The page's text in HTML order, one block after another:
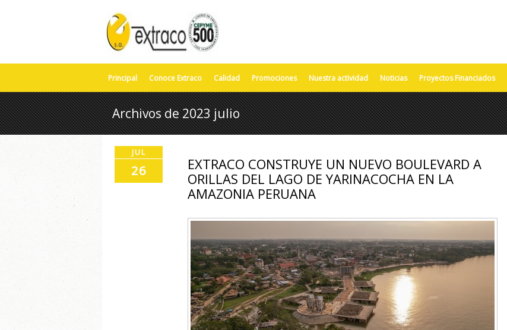
Principal Conoce Extraco Calidad Promociones Nuestra actividad Noticias Proyectos Financiados
Archivos de 2023 julio
JUL
26
EXTRACO CONSTRUYE UN NUEVO BOULEVARD A
ORILLAS DEL LAGO DE YARINACOCHA EN LA
AMAZONIA PERUANA